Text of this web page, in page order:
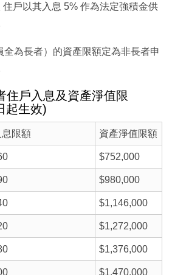
戶以其入息 5% 作為法定強積金供
全為長者）的資產限額定為非長者申
住戶入息及資產淨值限
起生效)
限額 資產淨值限額
$752,000
$980,000
$1,146,000
$1,272,000
$1,376,000
$1,470,000